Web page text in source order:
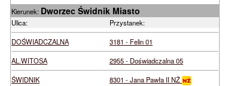
Kierunek: Dworzec Świdnik Miasto
Ulica:
Przystanek:
DOŚWIADCZALNA
3181 - Felin 01
AL.WITOSA
2955 - Doświadczalna 05
ŚWIDNIK
8301 - Jana Pawła II NŻ